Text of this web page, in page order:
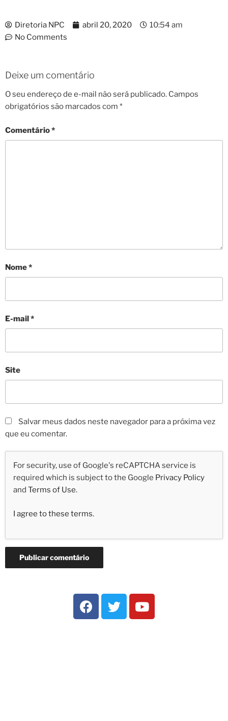
Diretoria NPC abril 20, 2020
10:54 am
No Comments
Deixe um comentário
O seu endereço de e-mail não será publicado. Campos
obrigatórios são marcados com *
Comentário*
Nome*
E-mail*
Site
Salvar meus dados neste navegador para a próxima vez
que eu comentar.
For security, use of Google's reCAPTCHA service is
required which is subject to the Google Privacy Policy
and Terms of Use.
I agree to these terms.